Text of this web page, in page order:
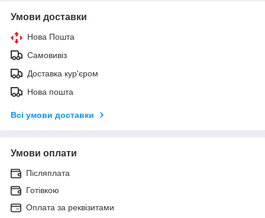
Умови доставки
Нова Пошта
Самовивіз
Доставка кур'єром
Нова пошта
Всі умови доставки
Умови оплати
Післяплата
Готівкою
Оплата за реквізитами